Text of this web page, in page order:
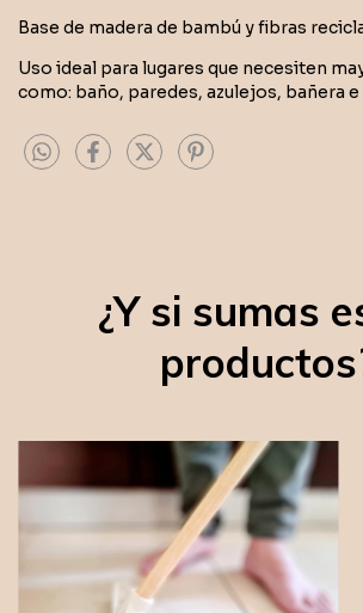
Base de madera de bambú y fibras
Uso ideal para lugares que necesiten
como: baño, paredes, azulejos, bañera
¿Y si sumas